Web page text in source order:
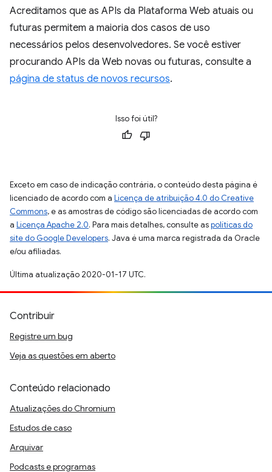
Acreditamos que as APIs da Plataforma Web atuais ou
futuras permitem a maioria dos casos de uso
necessários pelos desenvolvedores. Se você estiver
procurando APIs da Web novas ou futuras, consulte a
página de status de novos recursos.
Isso foi útil?
Exceto em caso de indicação contrária, o conteúdo desta página é
licenciado de acordo com a Licença de atribuição 4.0 do Creative
Commons, e as amostras de código são licenciadas de acordo com
a Licença Apache 2.0. Para mais detalhes, consulte aspolíticas do
site do Google Developers. Java é uma marca registrada da Oracle
e/ou afiliadas.
Última atualização 2020-01-17 UTC.
Contribuir
Registre um bug
Veja as questões em aberto
Conteúdo relacionado
Atualizações do Chromium
Estudos de caso
Arquivar
Podcasts e programas